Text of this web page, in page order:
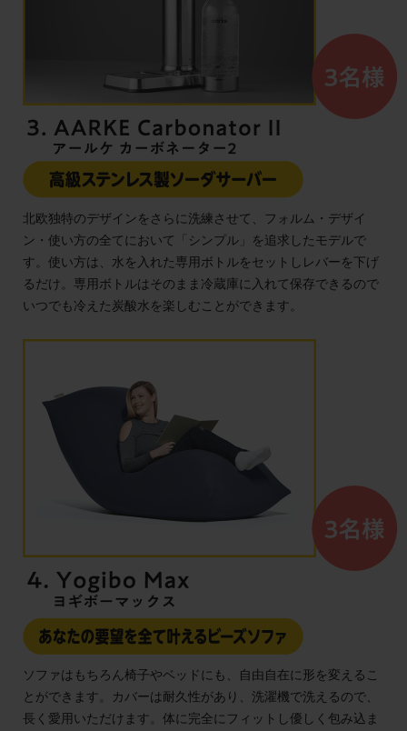
北欧独特のデザインをさらに洗練させて、フォルム・デザイ
ン・使い方の全てにおいて「シンプル」を追求したモデルで
す。使い方は、水を入れた専用ボトルをセットしレバーを下げ
るだけ。専用ボトルはそのまま冷蔵庫に入れて保存できるので
いつでも冷えた炭酸水を楽しむことができます。
ソファはもちろん椅子やベッドにも、自由自在に形を変えるこ
とができます。カバーは耐久性があり、洗濯機で洗えるので、
長く愛用いただけます。体に完全にフィットし優しく包み込ま